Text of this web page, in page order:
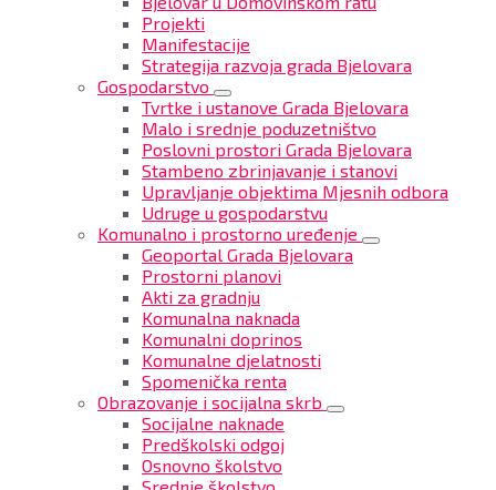
Projekti
Manifestacije
Strategija razvoja grada Bjelovara
Gospodarstvo
Tvrtke i ustanove Grada Bjelovara
Malo i srednje poduzetništvo
Poslovni prostori Grada Bjelovara
Stambeno zbrinjavanje i stanovi
Upravljanje objektima Mjesnih odbora
Udruge u gospodarstvu
Komunalno i prostorno uređenje
Geoportal Grada Bjelovara
Prostorni planovi
Akti za gradnju
Komunalna naknada
Komunalni doprinos
Komunalne djelatnosti
Spomenička renta
Obrazovanje i socijalna skrb
Socijalne naknade
Predškolski odgoj
Osnovno školstvo